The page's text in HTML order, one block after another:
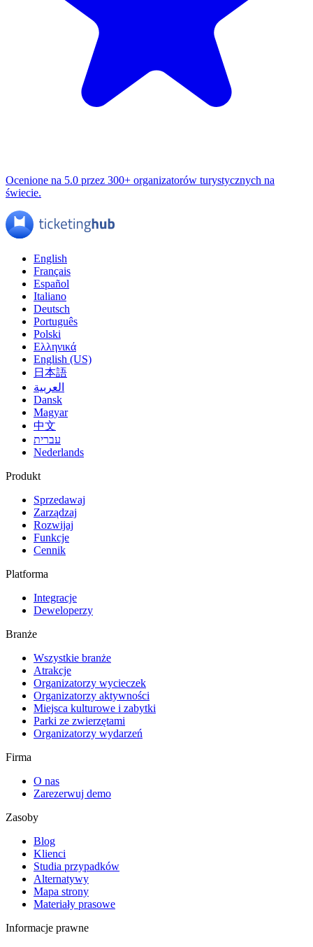
Ocenione na 5.0 przez 300+ organizatorów turystycznych na
świecie.
English
Français
Español
Italiano
Deutsch
Português
Polski
Ελληνικά
English (US)
日本語
العربية
Dansk
Magyar
中文
עברית
Nederlands
Produkt
Sprzedawaj
Zarządzaj
Rozwijaj
Funkcje
Cennik
Platforma
Integracje
Deweloperzy
Branże
Wszystkie branże
Atrakcje
Organizatorzy wycieczek
Organizatorzy aktywności
Miejsca kulturowe i zabytki
Parki ze zwierzętami
Organizatorzy wydarzeń
Firma
O nas
Zarezerwuj demo
Zasoby
Blog
Klienci
Studia przypadków
Alternatywy
Mapa strony
Materiały prasowe
Informacje prawne